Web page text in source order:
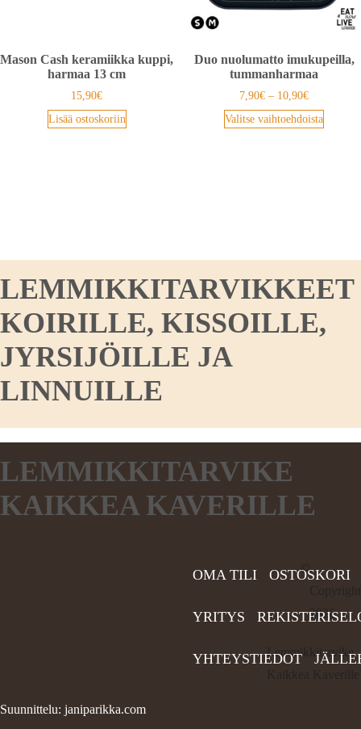
Mason Cash keramiikka kuppi,
harmaa 13 cm
15,90€
Lisää ostoskoriin
Duo nuolumatto imukupeilla,
tummanharmaa
7,90€ – 10,90€
Valitse vaihtoehdoista
LEMMIKKITARVIKKEET
KOIRILLE, KISSOILLE,
JYRSIJÖILLE JA
LINNUILLE
LEMMIKKITARVIKE
KAIKKEA KAVERILLE
OMA TILI OSTOSKORI
YRITYS
YHTEYSTIEDOT
©
Copyright
2026
Lemmikkitarvike
Kaikkea Kaverille
Suunnittelu: janiparikka.com